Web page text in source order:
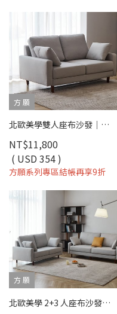
方 願
北歐美學雙人座布沙發｜科技布 × 獨立筒彈簧 × 可拆洗布套 – 方願系列
NT$11,800
( USD 354 )
方願系列專區結帳再享9折
方 願
北歐美學 2+3 人座布沙發｜科技布 × 獨立筒坐墊 × 可拆洗布套 – 方願系列